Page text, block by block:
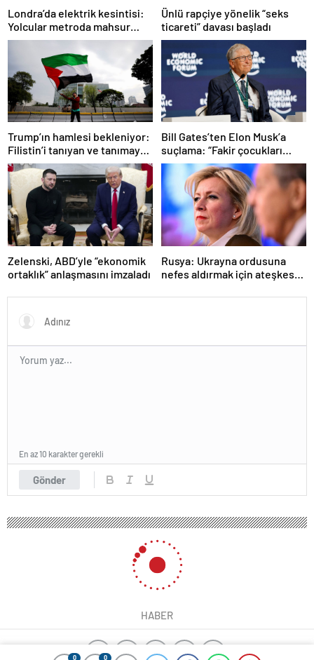
0 0
Londra’da elektrik kesintisi:
Yolcular metroda mahsur
kaldı
Ünlü rapçiye yönelik “seks
ticareti” davası başladı
Trump’ın hamlesi bekleniyor:
Filistin’i tanıyan ve tanımayan
ülkeler hangileri?
Bill Gates’ten Elon Musk’a
suçlama: “Fakir çocukları
öldürdü”
Zelenski, ABD’yle “ekonomik
ortaklık” anlaşmasını imzaladı
Rusya: Ukrayna ordusuna
nefes aldırmak için ateşkes
Gönder
En az 10 karakter gerekli
HABER